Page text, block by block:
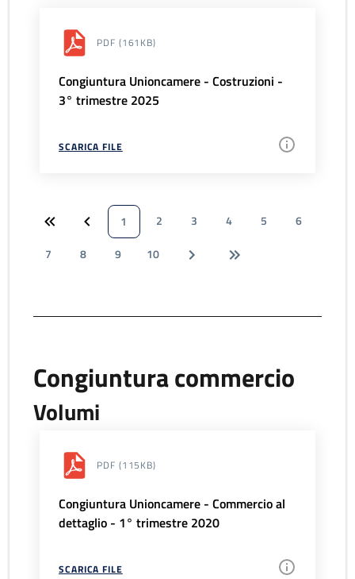
PDF (161KB)
Congiuntura Unioncamere - Costruzioni -
3° trimestre 2025
SCARICA FILE
1 2 3 4 5
6
7
8 9 10
Congiuntura commercio
Volumi
PDF (115KB)
Congiuntura Unioncamere - Commercio al
dettaglio - 1° trimestre 2020
SCARICA FILE